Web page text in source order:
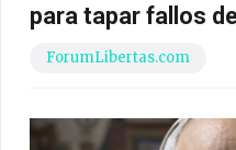
para tapar fallos
ForumLibertas.com